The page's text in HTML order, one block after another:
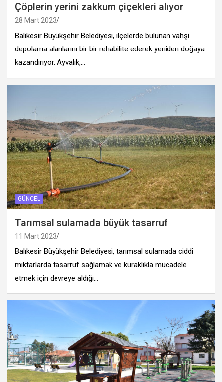
Çöplerin yerini zakkum çiçekleri alıyor
28 Mart 2023
Balıkesir Büyükşehir Belediyesi, ilçelerde bulunan vahşi
depolama alanlarını bir bir rehabilite ederek yeniden doğaya
kazandırıyor. Ayvalık,…
GÜNCEL
Tarımsal sulamada büyük tasarruf
11 Mart 2023
Balıkesir Büyükşehir Belediyesi, tarımsal sulamada ciddi
miktarlarda tasarruf sağlamak ve kuraklıkla mücadele
etmek için devreye aldığı…